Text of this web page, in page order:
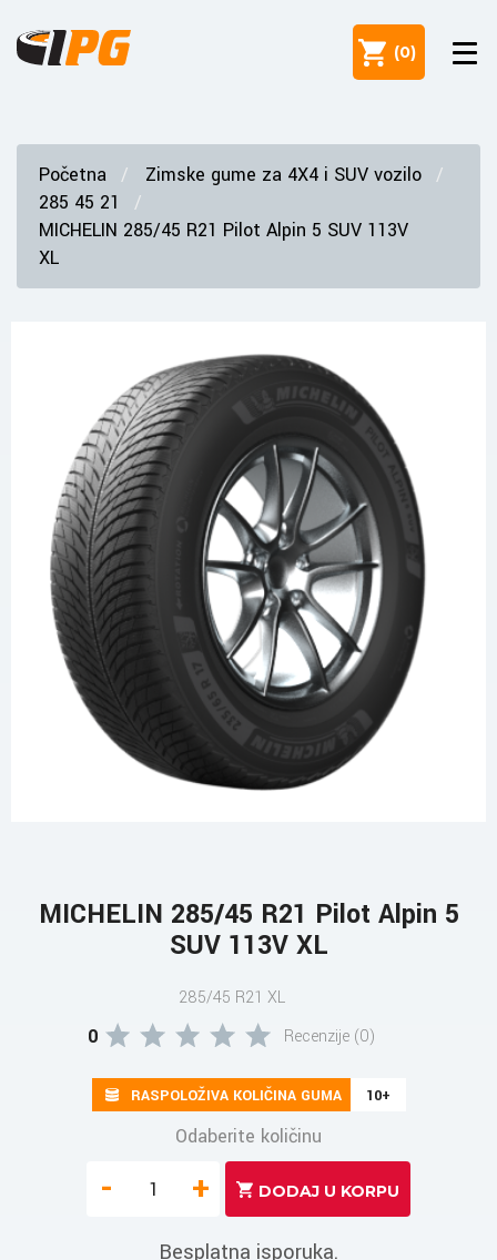
(0)
Početna
Zimske gume za 4X4 i SUV vozilo
285 45 21
MICHELIN 285/45 R21 Pilot Alpin 5 SUV 113V
XL
MICHELIN 285/45 R21 Pilot Alpin 5
SUV 113V XL
285/45 R21 XL
0 Recenzije (0)
RASPOLOŽIVA KOLIČINA GUMA 10+
Odaberite količinu
- +
Besplatna isporuka.